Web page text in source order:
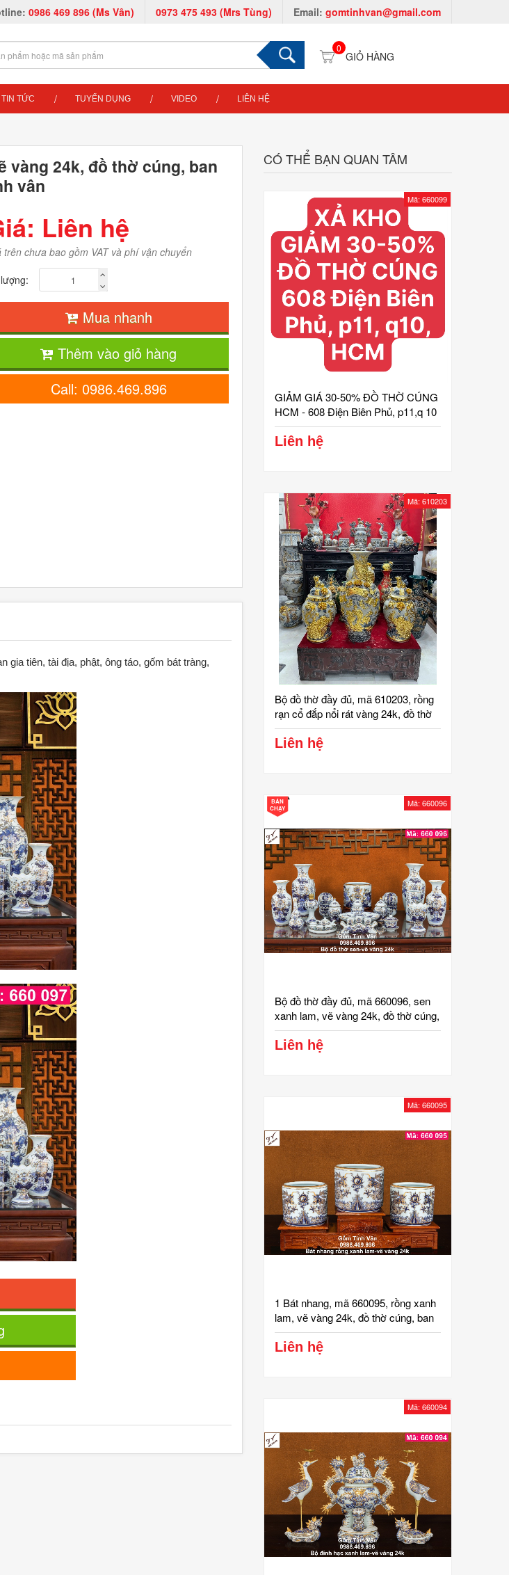
0986 469 896 (Ms Vân) 0973 475 493 (Mrs Tùng) Email: gomtinhvan@gmail.com
0
TIN TỨC TUYỂN DỤNG VIDEO LIÊN HỆ
vàng 24k, đồ thờ cúng, ban
vân
Liên hệ
trên chưa bao gồm VAT và phí vận chuyển
Mua nhanh
Thêm vào giỏ hàng
Call: 0986.469.896
gia tiên, tài địa, phật, ông táo, gốm bát tràng,
CÓ THỂ BẠN QUAN TÂM
Mã: 660099
GIẢM GIÁ 30-50% ĐỒ THỜ CÚNG
HCM - 608 Điện Biên Phủ, p11,q 10
Liên hệ
Mã: 610203
Bộ đồ thờ đầy đủ, mã 610203, rồng
rạn cổ đắp nổi rát vàng 24k, đồ thờ
cúng, ban gia tiên, tài địa, phật, ông
táo, gốm bát tràng, tinh vân
Liên hệ
BÁN
CHẠY
Mã: 660096
Bộ đồ thờ đầy đủ, mã 660096, sen
xanh lam, vẽ vàng 24k, đồ thờ cúng,
ban gia tiên, tài địa, phật, ông táo,
gốm bát tràng, tinh vân
Liên hệ
Mã: 660095
1 Bát nhang, mã 660095, rồng xanh
lam, vẽ vàng 24k, đồ thờ cúng, ban
gia tiên, tài địa, phật, ông táo, gốm
bát tràng, tinh vân
Liên hệ
Mã: 660094